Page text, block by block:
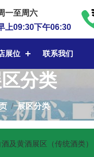
一至周六
上09:30下午06:30
展位 联系我们
分类
展区分类
酒及黄酒展区（传统酒类）